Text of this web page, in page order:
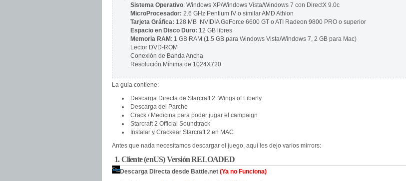
Sistema Operativo: Windows XP/Windows Vista/Windows 7 con DirectX 9.0c
MicroProcesador: 2.6 GHz Pentium IV o similar AMD Athlon
Tarjeta Gráfica: 128 MB NVIDIA GeForce 6600 GT o ATI Radeon 9800 PRO o superior
Espacio en Disco Duro: 12 GB libres
Memoria RAM : 1 GB RAM (1.5 GB para Windows Vista/Windows 7, 2 GB para Mac)
Lector DVD-ROM
Conexión de Banda Ancha
Resolución Mínima de 1024X720
La guia contiene:
Descarga Directa de Starcraft 2: Wings of Liberty
Descarga del Parche
Crack / Medicina para poder jugar el campaign
Starcraft 2 Official Soundtrack
Instalar y Crackear Starcraft 2 en MAC
Antes que nada necesitamos descargar el juego, aquí les dejo varios mirrors:
1. Cliente (enUS) Versión RELOADED
Descarga Directa desde Battle.net (Ya no Funciona)